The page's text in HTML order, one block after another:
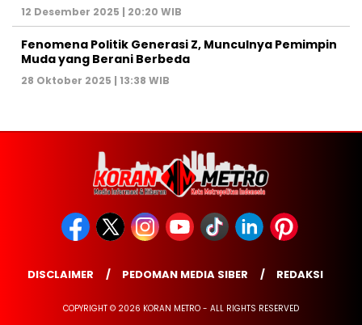
12 Desember 2025 | 20:20 WIB
Fenomena Politik Generasi Z, Munculnya Pemimpin
Muda yang Berani Berbeda
28 Oktober 2025 | 13:38 WIB
DISCLAIMER PEDOMAN MEDIA SIBER REDAKSI
COPYRIGHT © 2026 KORAN METRO - ALL RIGHTS RESERVED